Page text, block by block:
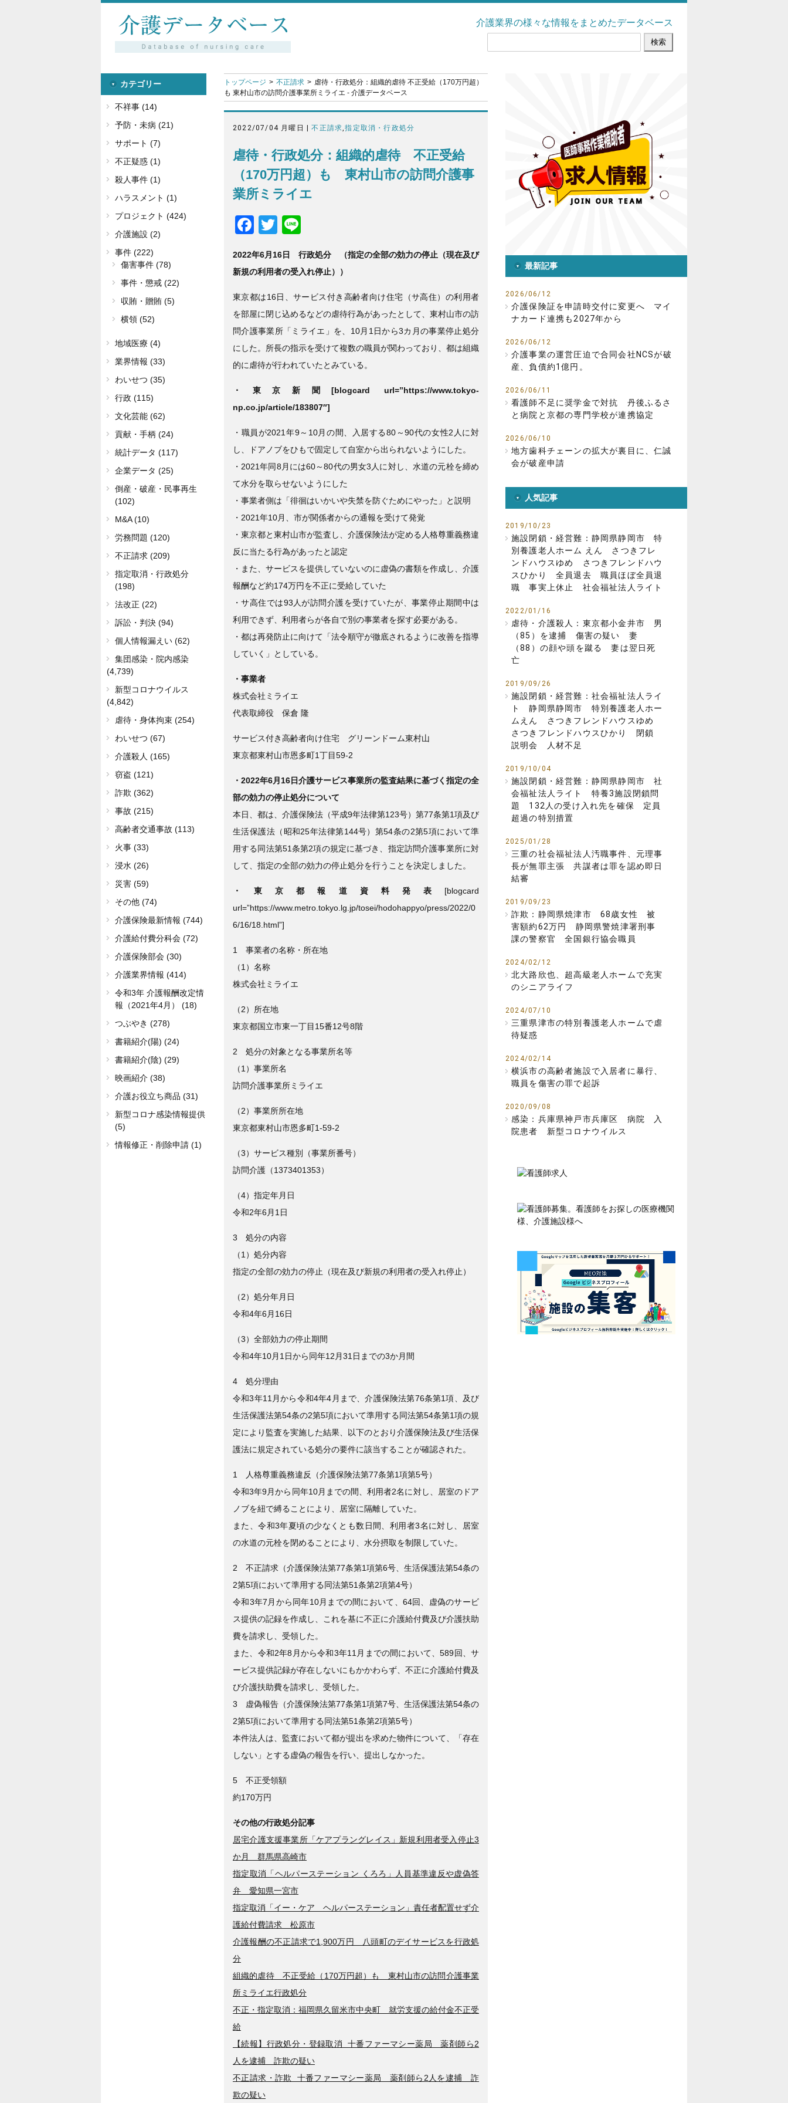
介護業界の様々な情報をまとめたデータベース
トップページ 不正請求
虐待・行政処分：組織的虐待 不正受給（170万円超）
も 東村山市の訪問介護事業所ミライエ - 介護データベース
2022/07/04 月曜日 |不正請求,指定取消・行政処分
虐待・行政処分：組織的虐待 不正受給
（170万円超）も 東村山市の訪問介護事
業所ミライエ
F
c
e
b
o
o
k
T
tt
er
e
2022年6月16日 行政処分 （指定の全部の効力の停止（現在及び
新規の利用者の受入れ停止））
東京都は16日、サービス付き高齢者向け住宅（サ高住）の利用者
を部屋に閉じ込めるなどの虐待行為があったとして、東村山市の訪
問介護事業所「ミライエ」を、10月1日から3カ月の事業停止処分
にした。所長の指示を受けて複数の職員が関わっており、都は組織
的に虐待が行われていたとみている。
・東京新聞[blogcard url=”https://www.tokyo-
np.co.jp/article/183807″]
・職員が2021年9～10月の間、入居する80～90代の女性2人に対
し、ドアノブをひもで固定して自室から出られないようにした。
・2021年同8月には60～80代の男女3人に対し、水道の元栓を締め
て水分を取らせないようにした
・事業者側は「徘徊はいかいや失禁を防ぐためにやった」と説明
・2021年10月、市が関係者からの通報を受けて発覚
・東京都と東村山市が監査し、介護保険法が定める人格尊重義務違
反に当たる行為があったと認定
・また、サービスを提供していないのに虚偽の書類を作成し、介護
報酬など約174万円を不正に受給していた
・サ高住では93人が訪問介護を受けていたが、事業停止期間中は
利用できず、利用者らが各自で別の事業者を探す必要がある。
・都は再発防止に向けて「法令順守が徹底されるように改善を指導
していく」としている。
・事業者
株式会社ミライエ
代表取締役 保倉 隆
サービス付き高齢者向け住宅 グリーンドーム東村山
東京都東村山市恩多町1丁目59-2
・2022年6月16日介護サービス事業所の監査結果に基づく指定の全
部の効力の停止処分について
本日、都は、介護保険法（平成9年法律第123号）第77条第1項及び
生活保護法（昭和25年法律第144号）第54条の2第5項において準
用する同法第51条第2項の規定に基づき、指定訪問介護事業所に対
して、指定の全部の効力の停止処分を行うことを決定しました。
・東京都報道資料発表 [blogcard
url=”https://www.metro.tokyo.lg.jp/tosei/hodohappyo/press/2022/0
6/16/18.html”]
1 事業者の名称・所在地
（1）名称
株式会社ミライエ
（2）所在地
東京都国立市東一丁目15番12号8階
2 処分の対象となる事業所名等
（1）事業所名
訪問介護事業所ミライエ
（2）事業所所在地
東京都東村山市恩多町1-59-2
（3）サービス種別（事業所番号）
訪問介護（1373401353）
（4）指定年月日
令和2年6月1日
3 処分の内容
（1）処分内容
指定の全部の効力の停止（現在及び新規の利用者の受入れ停止）
（2）処分年月日
令和4年6月16日
（3）全部効力の停止期間
令和4年10月1日から同年12月31日までの3か月間
4 処分理由
令和3年11月から令和4年4月まで、介護保険法第76条第1項、及び
生活保護法第54条の2第5項において準用する同法第54条第1項の規
定により監査を実施した結果、以下のとおり介護保険法及び生活保
護法に規定されている処分の要件に該当することが確認された。
1 人格尊重義務違反（介護保険法第77条第1項第5号）
令和3年9月から同年10月までの間、利用者2名に対し、居室のドア
ノブを紐で縛ることにより、居室に隔離していた。
また、令和3年夏頃の少なくとも数日間、利用者3名に対し、居室
の水道の元栓を閉めることにより、水分摂取を制限していた。
2 不正請求（介護保険法第77条第1項第6号、生活保護法第54条の
2第5項において準用する同法第51条第2項第4号）
令和3年7月から同年10月までの間において、64回、虚偽のサービ
ス提供の記録を作成し、これを基に不正に介護給付費及び介護扶助
費を請求し、受領した。
また、令和2年8月から令和3年11月までの間において、589回、サ
ービス提供記録が存在しないにもかかわらず、不正に介護給付費及
び介護扶助費を請求し、受領した。
3 虚偽報告（介護保険法第77条第1項第7号、生活保護法第54条の
2第5項において準用する同法第51条第2項第5号）
本件法人は、監査において都が提出を求めた物件について、「存在
しない」とする虚偽の報告を行い、提出しなかった。
5 不正受領額
約170万円
その他の行政処分記事
居宅介護支援事業所「ケアプラングレイス」新規利用者受入停止3
か月 群馬県高崎市
指定取消「ヘルパーステーション くろろ」人員基準違反や虚偽答
弁 愛知県一宮市
指定取消「イー・ケア ヘルパーステーション」責任者配置せず介
護給付費請求 松原市
介護報酬の不正請求で1,900万円 八頭町のデイサービスを行政処
分
組織的虐待 不正受給（170万円超）も 東村山市の訪問介護事業
所ミライエ行政処分
不正・指定取消：福岡県久留米市中央町 就労支援の給付金不正受
給
【続報】行政処分・登録取消 十番ファーマシー薬局 薬剤師ら2
人を逮捕 詐欺の疑い
不正請求・詐欺 十番ファーマシー薬局 薬剤師ら2人を逮捕 詐
欺の疑い
最新記事
2026/06/12
介護保険証を申請時交付に変更へ マイ
ナカード連携も2027年から
2026/06/12
介護事業の運営圧迫で合同会社NCSが破
産、負債約1億円。
2026/06/11
看護師不足に奨学金で対抗 丹後ふるさ
と病院と京都の専門学校が連携協定
2026/06/10
地方歯科チェーンの拡大が裏目に、仁誠
会が破産申請
人気記事
2019/10/23
施設閉鎖・経営難：静岡県静岡市 特
別養護老人ホーム えん さつきフレ
ンドハウスゆめ さつきフレンドハウ
スひかり 全員退去 職員ほぼ全員退
職 事実上休止 社会福祉法人ライト
2022/01/16
虐待・介護殺人：東京都小金井市 男
（85）を逮捕 傷害の疑い 妻
（88）の顔や頭を蹴る 妻は翌日死
亡
2019/09/26
施設閉鎖・経営難：社会福祉法人ライ
ト 静岡県静岡市 特別養護老人ホー
ムえん さつきフレンドハウスゆめ
さつきフレンドハウスひかり 閉鎖
説明会 人材不足
2019/10/04
施設閉鎖・経営難：静岡県静岡市 社
会福祉法人ライト 特養3施設閉鎖問
題 132人の受け入れ先を確保 定員
超過の特別措置
2025/01/28
三重の社会福祉法人汚職事件、元理事
長が無罪主張 共謀者は罪を認め即日
結審
2019/09/23
詐欺：静岡県焼津市 68歳女性 被
害額約62万円 静岡県警焼津署刑事
課の警察官 全国銀行協会職員
2024/02/12
北大路欣也、超高級老人ホームで充実
のシニアライフ
2024/07/10
三重県津市の特別養護老人ホームで虐
待疑惑
2024/02/14
横浜市の高齢者施設で入居者に暴行、
職員を傷害の罪で起訴
2020/09/08
感染：兵庫県神戸市兵庫区 病院 入
院患者 新型コロナウイルス
カテゴリー
不祥事 (14)
予防・未病 (21)
サポート (7)
不正疑惑 (1)
殺人事件 (1)
ハラスメント (1)
プロジェクト (424)
介護施設 (2)
事件 (222)
傷害事件 (78)
事件・懲戒 (22)
収賄・贈賄 (5)
横領 (52)
地域医療 (4)
業界情報 (33)
わいせつ (35)
行政 (115)
文化芸能 (62)
貢献・手柄 (24)
統計データ (117)
企業データ (25)
倒産・破産・民事再生
(102)
M&A (10)
労務問題 (120)
不正請求 (209)
指定取消・行政処分
(198)
法改正 (22)
訴訟・判決 (94)
個人情報漏えい (62)
集団感染・院内感染
(4,739)
新型コロナウイルス
(4,842)
虐待・身体拘束 (254)
わいせつ (67)
介護殺人 (165)
窃盗 (121)
詐欺 (362)
事故 (215)
高齢者交通事故 (113)
火事 (33)
浸水 (26)
災害 (59)
その他 (74)
介護保険最新情報 (744)
介護給付費分科会 (72)
介護保険部会 (30)
介護業界情報 (414)
令和3年 介護報酬改定情
報（2021年4月） (18)
つぶやき (278)
書籍紹介(陽) (24)
書籍紹介(陰) (29)
映画紹介 (38)
介護お役立ち商品 (31)
新型コロナ感染情報提供
(5)
情報修正・削除申請 (1)